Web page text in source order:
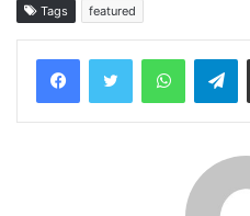
Tags featured